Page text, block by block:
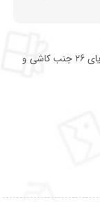
مازندران - آمل - خیابان طالب آملی روبروی دریای 26 جنب کاشی و